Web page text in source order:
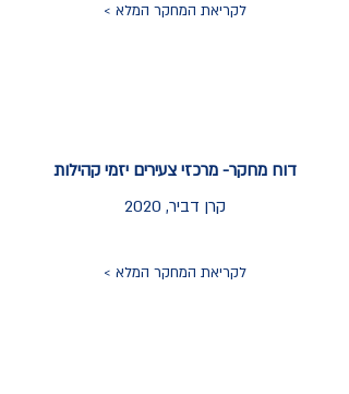
לקריאת המחקר המלא >
דוח מחקר- מרכזי צעירים יזמי קהילות
קרן דביר, 2020
לקריאת המחקר המלא >